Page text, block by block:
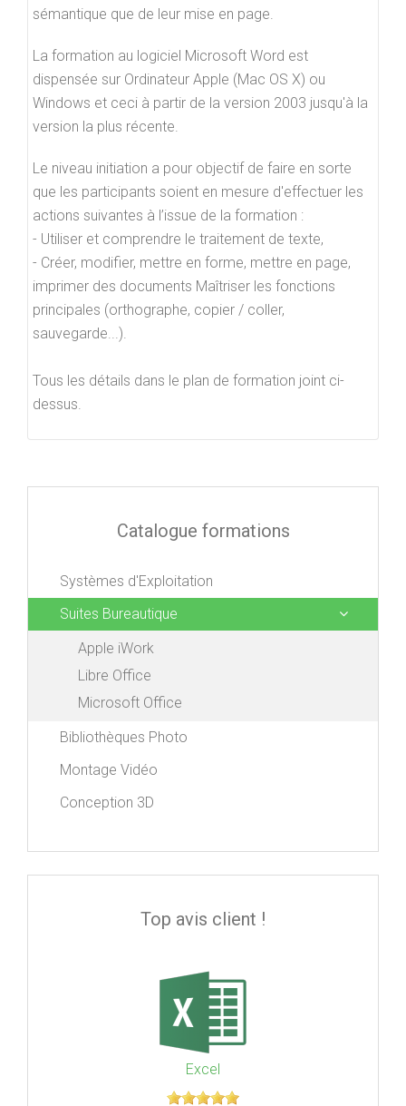
sémantique que de leur mise en page.
La formation au logiciel Microsoft Word est
dispensée sur Ordinateur Apple (Mac OS X) ou
Windows et ceci à partir de la version 2003 jusqu'à la
version la plus récente.
Le niveau initiation a pour objectif de faire en sorte
que les participants soient en mesure d'effectuer les
actions suivantes à l’issue de la formation :
- Utiliser et comprendre le traitement de texte,
- Créer, modifier, mettre en forme, mettre en page,
imprimer des documents Maîtriser les fonctions
principales (orthographe, copier / coller,
sauvegarde...).
Tous les détails dans le plan de formation joint ci-
dessus.
Catalogue formations
Systèmes d'Exploitation
Suites Bureautique
Apple iWork
Libre Office
Microsoft Office
Bibliothèques Photo
Montage Vidéo
Conception 3D
Top avis client !
Excel